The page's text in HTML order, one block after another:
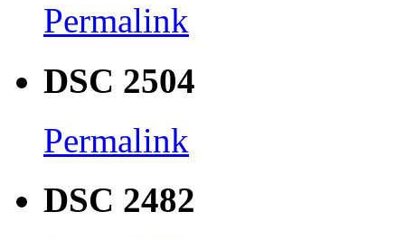
Permalink
DSC 2504
Permalink
DSC 2482